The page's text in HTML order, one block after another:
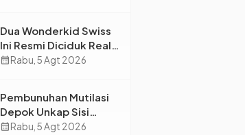
Dua Wonderkid Swiss
Ini Resmi Diciduk Real
Madrid dan Juventus,
calendar_monthRabu, 5 Agt 2026
Pembunuhan Mutilasi
Depok Unkap Sisi
Gelap Penjual Piscok
calendar_monthRabu, 5 Agt 2026